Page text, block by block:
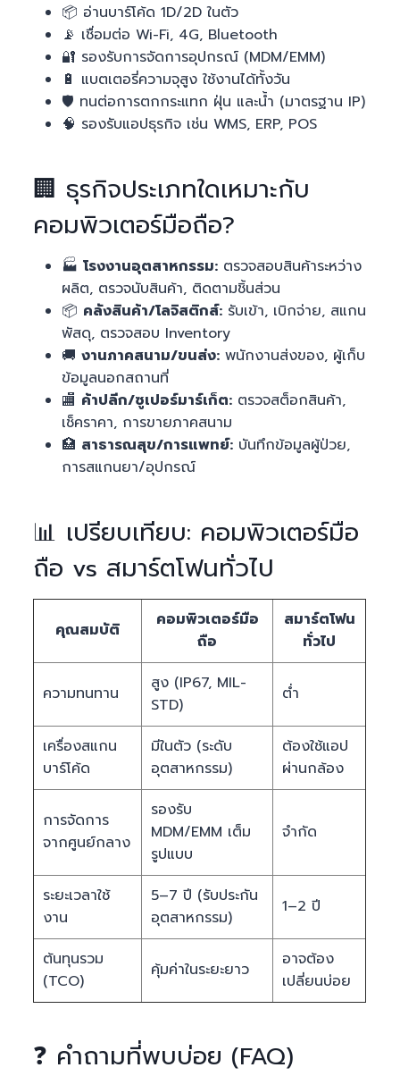
📦 อ่านบาร์โค้ด 1D/2D ในตัว
📡 เชื่อมต่อ Wi-Fi, 4G, Bluetooth
🔐 รองรับการจัดการอุปกรณ์ (MDM/EMM)
🔋 แบตเตอรี่ความจุสูง ใช้งานได้ทั้งวัน
🛡️ ทนต่อการตกกระแทก ฝุ่น และน้ำ (มาตรฐาน IP)
🧠 รองรับแอปธุรกิจ เช่น WMS, ERP, POS
🏢 ธุรกิจประเภทใดเหมาะกับ
คอมพิวเตอร์มือถือ?
🏭โรงงานอุตสาหกรรม: ตรวจสอบสินค้าระหว่าง
ผลิต, ตรวจนับสินค้า, ติดตามชิ้นส่วน
📦 คลังสินค้า/โลจิสติกส์: รับเข้า, เบิกจ่าย, สแกน
พัสดุ, ตรวจสอบ Inventory
🚚งานภาคสนาม/ขนส่ง: พนักงานส่งของ, ผู้เก็บ
ข้อมูลนอกสถานที่
🏬 ค้าปลีก/ซูเปอร์มาร์เก็ต: ตรวจสต็อกสินค้า,
เช็คราคา, การขายภาคสนาม
🏥 สาธารณสุข/การแพทย์: บันทึกข้อมูลผู้ป่วย,
การสแกนยา/อุปกรณ์
📊 เปรียบเทียบ: คอมพิวเตอร์มือ
ถือ vs สมาร์ตโฟนทั่วไป
คุณสมบัติ
คอมพิวเตอร์มือ
ถือ
สมาร์ตโฟน
ทั่วไป
ความทนทาน
สูง (IP67, MIL-
STD)
ต่ำ
เครื่องสแกน
บาร์โค้ด
มีในตัว (ระดับ
อุตสาหกรรม)
ต้องใช้แอป
ผ่านกล้อง
การจัดการ
จากศูนย์กลาง
รองรับ
MDM/EMM เต็ม
รูปแบบ
จำกัด
ระยะเวลาใช้
งาน
5–7 ปี (รับประกัน
อุตสาหกรรม)
1–2 ปี
ต้นทุนรวม
(TCO)
คุ้มค่าในระยะยาว
อาจต้อง
เปลี่ยนบ่อย
❓ คำถามที่พบบ่อย (FAQ)